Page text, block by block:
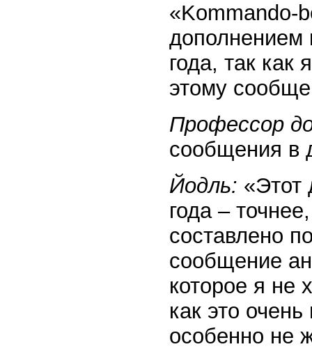
«Kommando-
дополнением
года, так как
этому
Профессор
сообщения в
Йодль: «Этот
года –
составлено
сообщение
которое я не
как это
особенно не